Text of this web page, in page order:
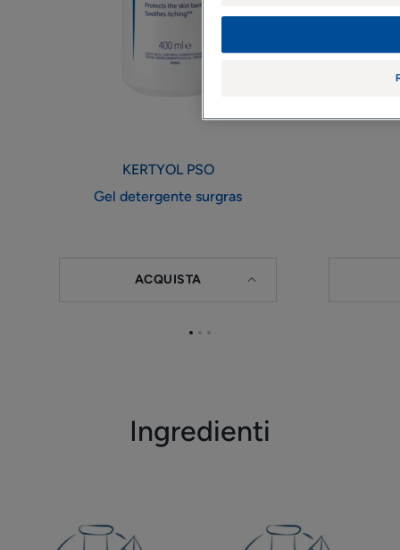
KERTYOL PSO
Gel detergente surgras
ACQUISTA
Vai
VaiVai
Ingredienti